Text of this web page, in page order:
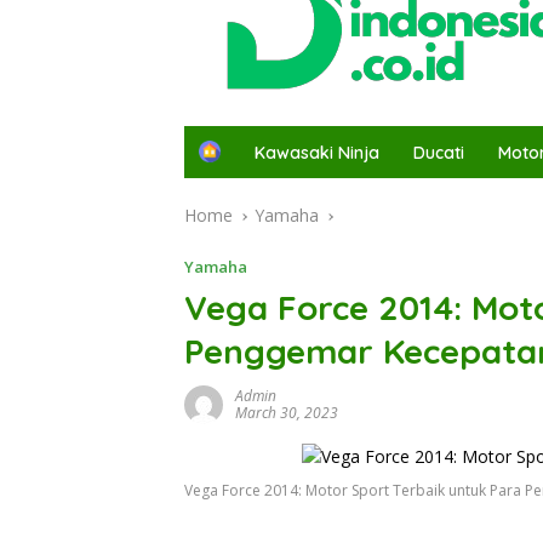
H
e
Kawasaki Ninja Ducati
Home Yamaha
Yamaha
Vega Force 2014:
Penggemar
Admin
March 30, 2023
Vega Force 2014: Motor Sport Terbaik untuk Para